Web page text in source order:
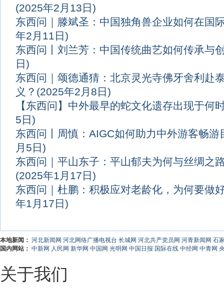
(2025年2月13日)
东西问｜滕斌圣：中国独角兽企业如何在国
年2月11日)
东西问丨刘兰芳：中国传统曲艺如何传承与
日)
东西问｜颂德通猜：北京灵光寺佛牙舍利赴
义？ (2025年2月8日)
【东西问】中外最早的蛇文化遗存出现于何
5日)
东西问丨周慎：AIGC如何助力中外游客畅游
月5日)
东西问｜平山东子：平山郁夫为何与丝绸之
(2025年1月17日)
东西问｜杜鹏：积极应对老龄化，为何要做
年1月17日)
本地新闻： 河北新闻网 河北网络广播电视台 长城网 河北共产党员网 河青新闻网 石
国内网站： 中新网 人民网 新华网 中国网 光明网 中国日报 国际在线 中经网 中青网
关于我们